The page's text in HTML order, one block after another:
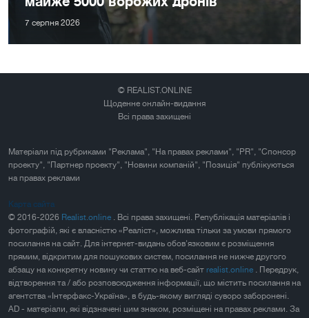
7 серпня 2026
© REALIST.ONLINE
Щоденне онлайн-видання
Всі права захищені
Матеріали під рубриками "Реклама", "На правах реклами", "PR", "Спонсор
проекту", "Партнер проекту", "Новини компаній", "Позиція" публікуються
на правах реклами
Карта сайта
© 2016-2026 Realist.online . Всі права захищені. Републікація матеріалів і
фотографій, які є власністю «Реаліст», можлива тільки за умови прямого
посилання на сайт. Для інтернет-видань обов'язковим є розміщення
прямим, відкритим для пошукових систем, посилання не нижче другого
абзацу на конкретну новину чи статтю на веб-сайт realist.online . Передрук,
відтворення та / або розповсюдження інформації, що містить посилання на
агентства «Інтерфакс-Україна», в будь-якому вигляді суворо заборонені.
AD - матеріали, які відзначені цим знаком, розміщені на правах реклами. За